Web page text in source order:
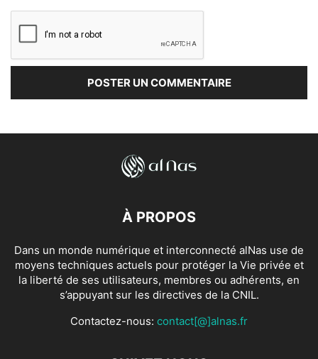
À PROPOS
Dans un monde numérique et interconnecté alNas use de
moyens techniques actuels pour protéger la Vie privée et
la liberté de ses utilisateurs, membres ou adhérents, en
s’appuyant sur les directives de la CNIL.
Contactez-nous: contact[@]alnas.fr